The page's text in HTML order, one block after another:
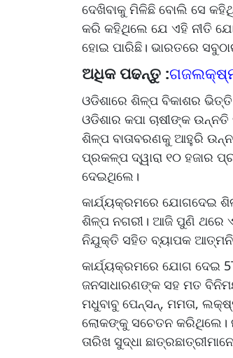
ଦେଖିବାକୁ ମିଳିଛି ବୋଲି ସେ
କରି କହିଥିଲେ ଯେ ଏହି ନୀତି
ହୋଇ ପାରିଛି। ଭାରତରେ
ଅଧିକ ପଢନ୍ତୁ :
ଓଡିଶାରେ ଶିଳ୍ପ ବିକାଶର
ଓଡିଶାର କପା ଚାଷୀଙ୍କ
ଶିଳ୍ପ ବାତାବରଣକୁ ଆହୁରି
ପ୍ରକଳ୍ପ ଦ୍ୱାରା ୧୦ ହଜାର
ଦେଇଥିଲେ।
କାର୍ଯ୍ୟକ୍ରମରେ ଯୋଗଦେଇ
ଶିଳ୍ପ ନଗରୀ। ଆଜି ପୁଣି ଥରେ
ନିଯୁକ୍ତି ସହିତ ବ୍ୟାପକ
କାର୍ଯ୍ୟକ୍ରମରେ ଯୋଗ ଦେଇ
ଜନସାଧାରଣଙ୍କ ସହ ମତ
ମଧୁବାବୁ ପେନ୍‌ସନ୍‌, ମମତା,
ଲୋକଙ୍କୁ ସଚେତନ କରିଥିଲେ।
ତାରିଖ ସୁଦ୍ଧା